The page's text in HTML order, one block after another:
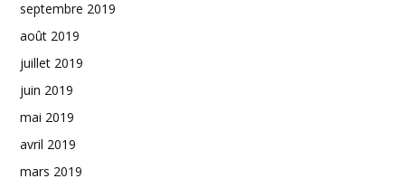
septembre 2019
août 2019
juillet 2019
juin 2019
mai 2019
avril 2019
mars 2019